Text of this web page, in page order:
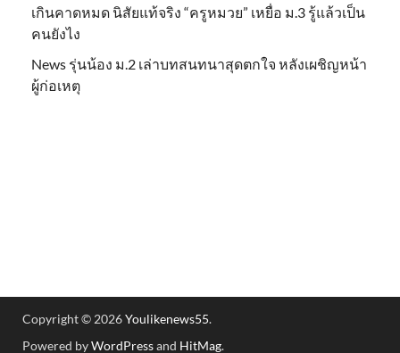
เกินคาดหมด นิสัยแท้จริง “ครูหมวย” เหยื่อ ม.3 รู้แล้วเป็น
คนยังไง
News รุ่นน้อง ม.2 เล่าบทสนทนาสุดตกใจ หลังเผชิญหน้า
ผู้ก่อเหตุ
Copyright © 2026Youlikenews55.
Powered byWordPressand HitMag.